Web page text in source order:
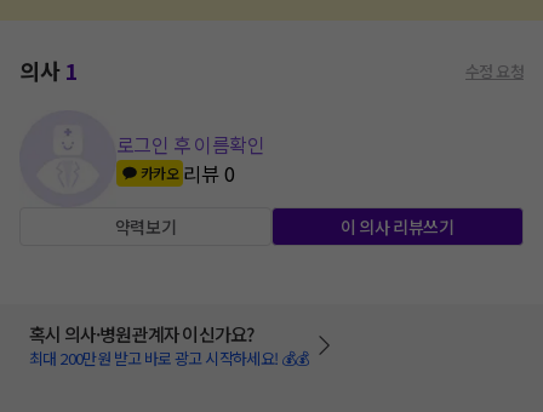
의사1 수정 요청
로그인 후 이름확인
카카오 리뷰0
약력보기 이 의사 리뷰쓰기
혹시 의사·병원관계자 이신가요?
최대 200만원 받고 바로 광고 시작하세요! 💰💰